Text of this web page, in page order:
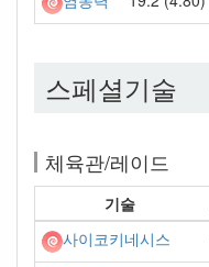
스페셜기술
체육관/레이드
기술
사이코키네시스